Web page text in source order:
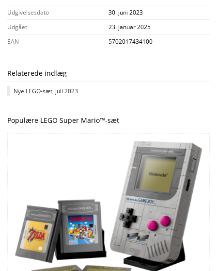
Udgivelsesdato
30. juni 2023
Udgået
23. januar 2025
EAN
5702017434100
Relaterede indlæg
Nye LEGO-sæt, juli 2023
Populære LEGO Super Mario™-sæt